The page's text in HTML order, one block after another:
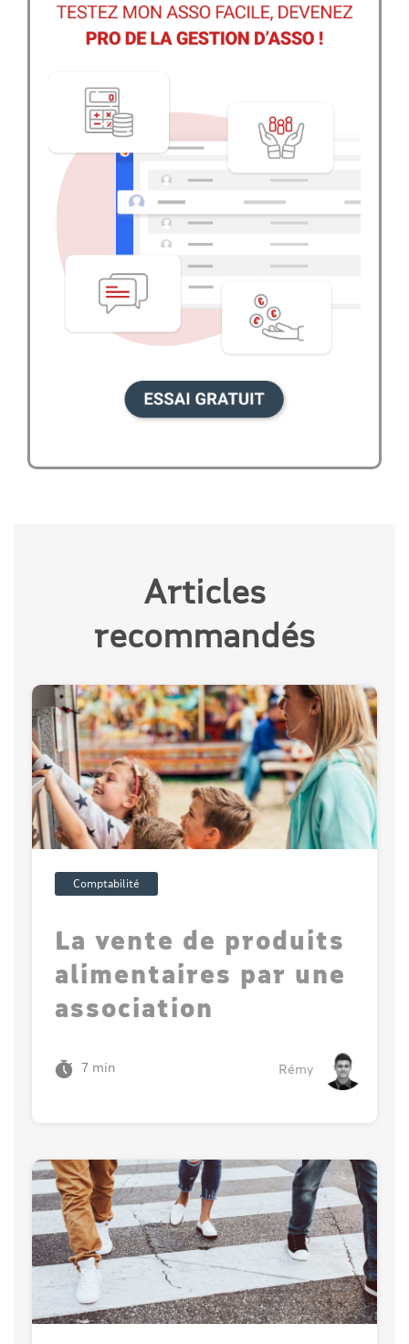
Articles
recommandés
Comptabilité
La vente de produits
alimentaires par une
association
7 min Rémy